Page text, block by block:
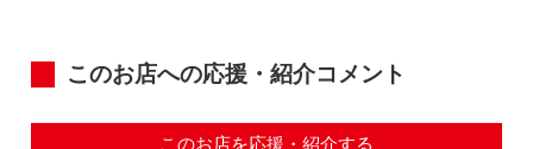
このお店への応援・紹介コメント
このお店を応援・紹介する